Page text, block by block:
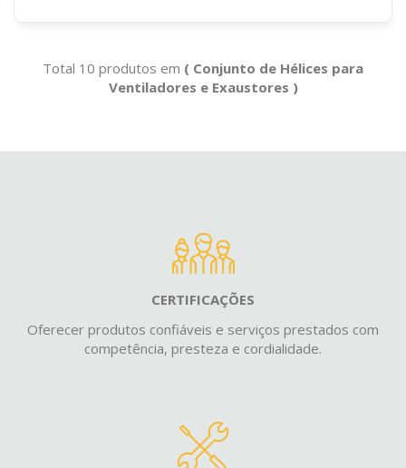
Total 10 produtos em ( Conjunto de Hélices para
Ventiladores e Exaustores )
CERTIFICAÇÕES
Oferecer produtos confiáveis e serviços prestados com
competência, presteza e cordialidade.